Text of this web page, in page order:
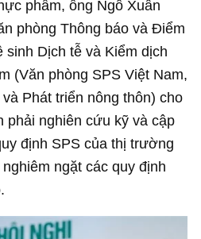
phẩm, ông Ngô Xuân
phòng Thông báo và Điểm
sinh Dịch tễ và Kiểm dịch
(Văn phòng SPS Việt Nam,
Phát triển nông thôn) cho
phải nghiên cứu kỹ và cập
định SPS của thị trường
ngặt các quy định